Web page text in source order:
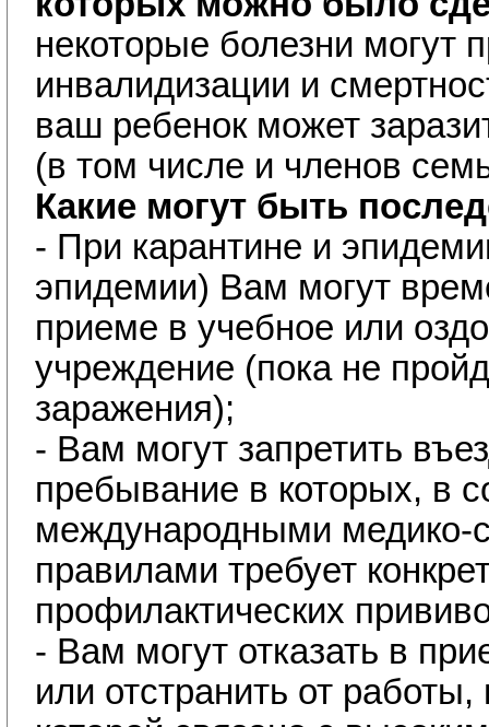
некоторые болезни могут
инвалидизации и
ваш ребенок может
(в том числе и членов
Какие могут быть
- При карантине и
эпидемии) Вам могут
приеме в учебное или
учреждение (пока не
заражения);
- Вам могут запретить
пребывание в которых, в
международными медико-
правилами требует
профилактических
- Вам могут отказать в
или отстранить от